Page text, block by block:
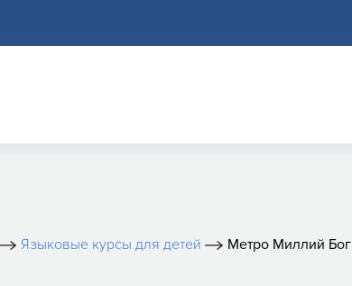
Языковые курсы для детей Метро Миллий Бог